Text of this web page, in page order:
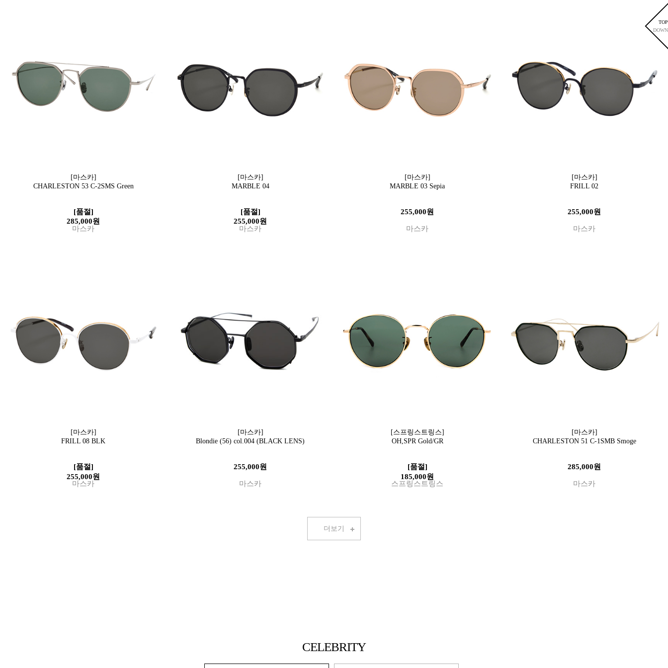
TOP
DOWN
[마스카]
CHARLESTON 53 C-2SMS Green
[품절]
285,000원
마스카
[마스카]
MARBLE 04
[품절]
255,000원
마스카
[마스카]
MARBLE 03 Sepia
255,000원
마스카
[마스카]
FRILL 02
255,000원
마스카
[마스카]
FRILL 08 BLK
[품절]
255,000원
마스카
[마스카]
Blondie (56) col.004 (BLACK LENS)
255,000원
마스카
[스프링스트링스]
OH,SPR Gold/GR
[품절]
185,000원
스프링스트링스
[마스카]
CHARLESTON 51 C-1SMB Smoge
285,000원
마스카
더보기
CELEBRITY